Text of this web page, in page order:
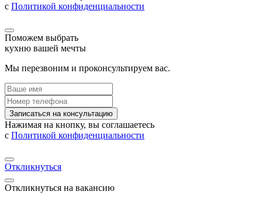
с Политикой конфиденциальности
Поможем выбрать
кухню вашей мечты
Мы перезвоним и проконсультируем вас.
Записаться на консультацию
Нажимая на кнопку, вы соглашаетесь
с Политикой конфиденциальности
Откликнуться
Откликнуться на вакансию